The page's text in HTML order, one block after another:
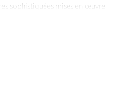
sophistiquées mises en œuvre
Le Master Finance et Droit